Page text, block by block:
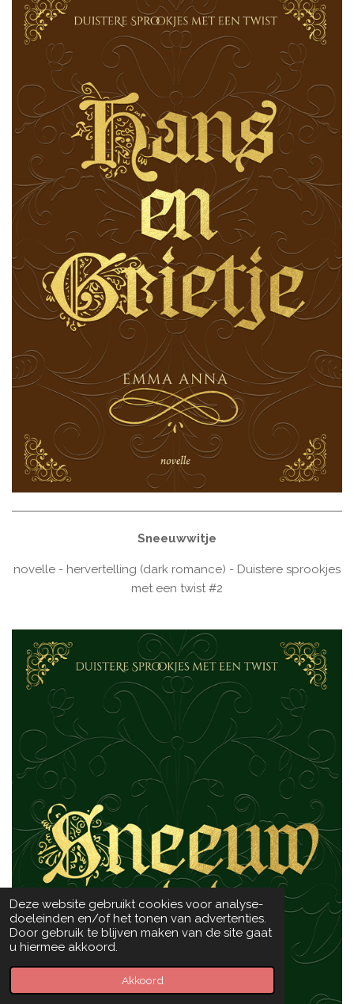
Deze website gebruikt cookies voor analyse-
doeleinden en/of het tonen van advertenties.
Door gebruik te blijven maken van de site gaat
u hiermee akkoord.
Akkoord
Sneeuwwitje
novelle - hervertelling (dark romance) - Duistere sprookjes
met een twist #2